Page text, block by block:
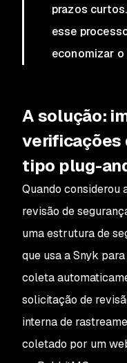
prazos
esse
economizar o
A solução:
verificações
tipo plug-
Quando considerou
revisão de
uma estrutura de
que usa a Snyk
coleta
solicitação de
interna de
coletado por um